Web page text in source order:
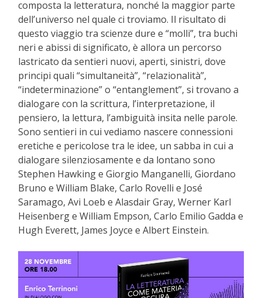
composta la letteratura, nonché la maggior parte
dell’universo nel quale ci troviamo. Il risultato di
questo viaggio tra scienze dure e “molli”, tra buchi
neri e abissi di significato, è allora un percorso
lastricato da sentieri nuovi, aperti, sinistri, dove
principi quali “simultaneità”, “relazionalità”,
“indeterminazione” o “entanglement”, si trovano a
dialogare con la scrittura, l’interpretazione, il
pensiero, la lettura, l’ambiguità insita nelle parole.
Sono sentieri in cui vediamo nascere connessioni
eretiche e pericolose tra le idee, un sabba in cui a
dialogare silenziosamente e da lontano sono
Stephen Hawking e Giorgio Manganelli, Giordano
Bruno e William Blake, Carlo Rovelli e José
Saramago, Avi Loeb e Alasdair Gray, Werner Karl
Heisenberg e William Empson, Carlo Emilio Gadda e
Hugh Everett, James Joyce e Albert Einstein.